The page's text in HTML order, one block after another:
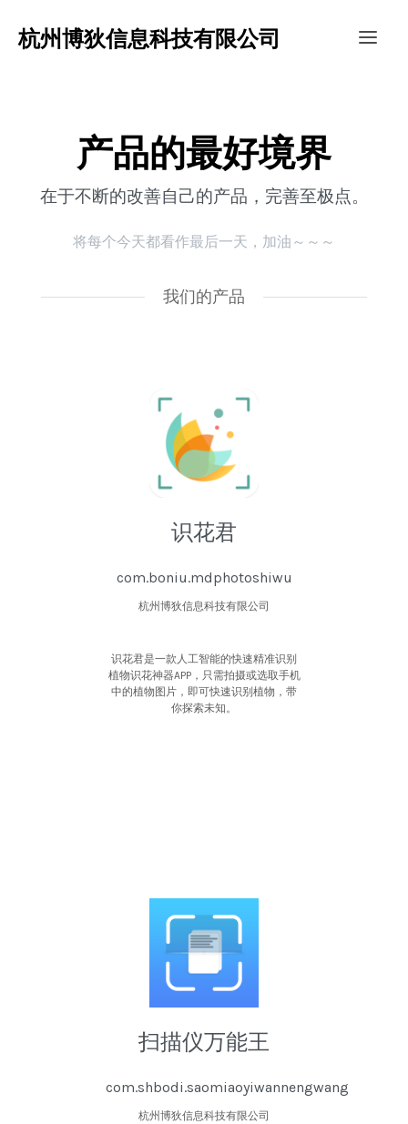
杭州博狄信息科技有限公司
产品的最好境界
在于不断的改善自己的产品，完善至极点。
将每个今天都看作最后一天，加油～～～
我们的产品
识花君
com.boniu.mdphotoshiwu
杭州博狄信息科技有限公司
识花君是一款人工智能的快速精准识别
植物识花神器APP，只需拍摄或选取手机
中的植物图片，即可快速识别植物，带
你探索未知。
扫描仪万能王
com.shbodi.saomiaoyiwannengwang
杭州博狄信息科技有限公司